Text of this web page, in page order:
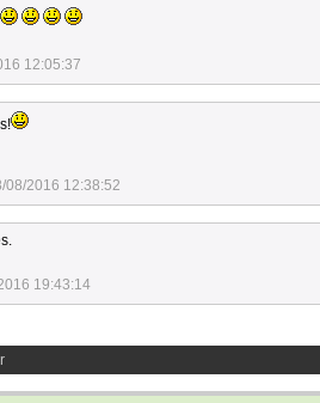
12:05:37
08/2016 12:38:52
19:43:14